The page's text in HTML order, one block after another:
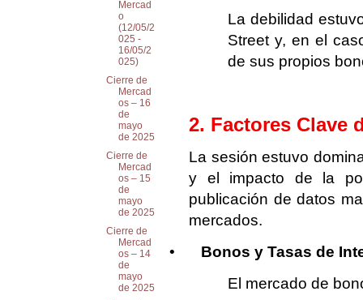
La debilidad
Street y, en el
de sus propios
2. Factores Clave
La sesión estuvo
y el impacto de la
publicación de datos
mercados.
•
Bonos y Tasas de
El mercado de
Mercad
o
(12/05/2
025 -
16/05/2
025)
Cierre de
Mercad
os – 16
de
mayo
de 2025
Cierre de
Mercad
os – 15
de
mayo
de 2025
Cierre de
Mercad
os – 14
de
mayo
de 2025